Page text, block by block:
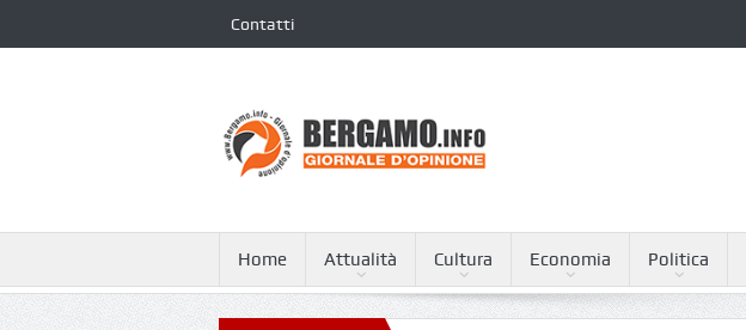
Contatti
Home Attualità Cultura Economia Politica